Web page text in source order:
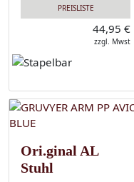
PREISLISTE
44,95 €
zzgl. Mwst
Ori.ginal AL
Stuhl